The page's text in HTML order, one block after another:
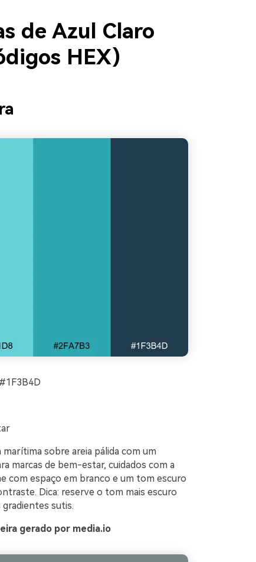
de Azul Claro
HEX)
sobre areia pálida com um
marcas de bem-estar, cuidados com a
com espaço em branco e um tom escuro
Dica: reserve o tom mais escuro
sutis.
gerado por media.io